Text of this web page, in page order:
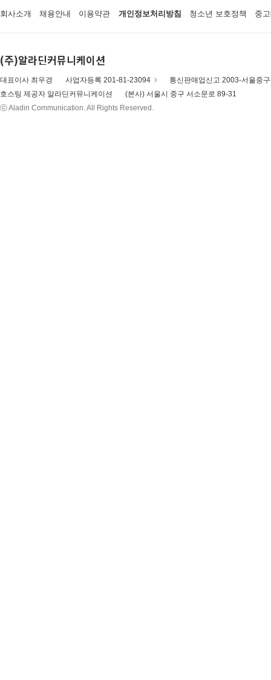
회사소개 채용안내 이용약관 개인정보처리방침 청소년 보호정책 중
(주)알라딘커뮤니케이션
대표이사 최우경 사업자등록 201-81-23094
통신판매업신고 2003-서울중
호스팅 제공자 알라딘커뮤니케이션
(본사) 서울시 중구 서소문로 89-31
ⓒ Aladin Communication. All Rights Reserved.